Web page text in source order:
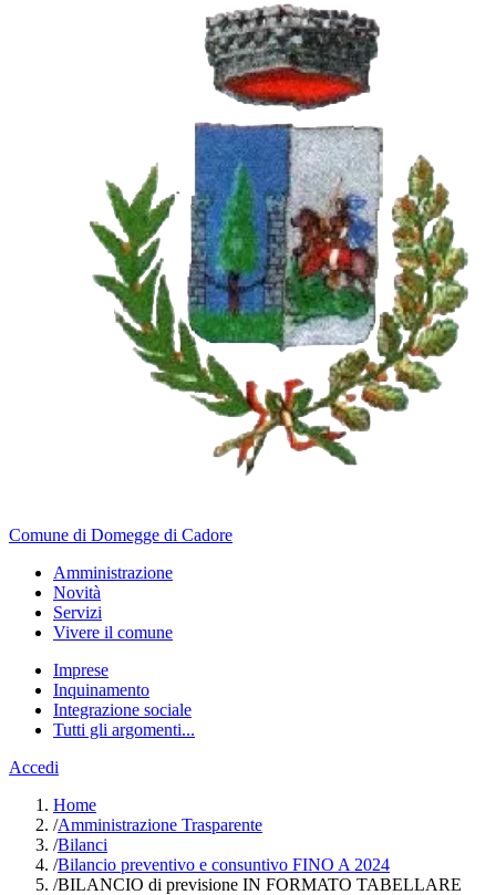
Comune di Domegge di Cadore
Amministrazione
Novità
Servizi
Vivere il comune
Imprese
Inquinamento
Integrazione sociale
Tutti gli argomenti...
Accedi
Home
/Amministrazione Trasparente
/Bilanci
/Bilancio preventivo e consuntivo FINO A 2024
/BILANCIO di previsione IN FORMATO TABELLARE